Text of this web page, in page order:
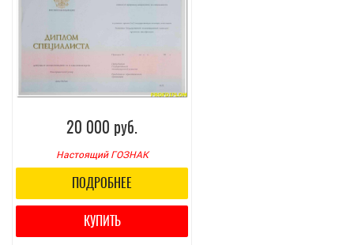
20 000 руб.
Настоящий ГОЗНАК
ПОДРОБНЕЕ
КУПИТЬ